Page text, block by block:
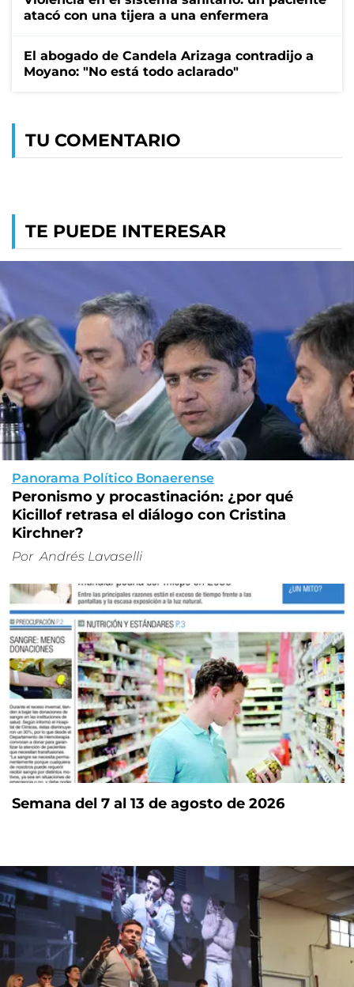
atacó con una tijera a una enfermera
El abogado de Candela Arizaga contradijo a
Moyano: "No está todo aclarado"
TU COMENTARIO
TE PUEDE INTERESAR
Panorama Político Bonaerense
Peronismo y procastinación: ¿por qué
Kicillof retrasa el diálogo con Cristina
Kirchner?
Por Andrés Lavaselli
Semana del 7 al 13 de agosto de 2026